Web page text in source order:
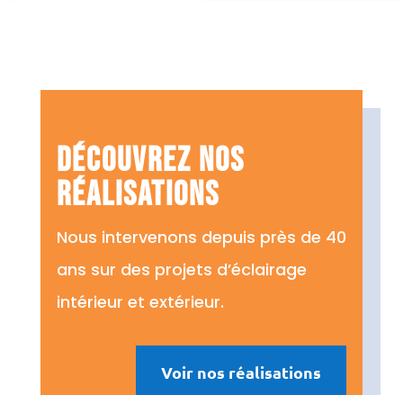
Découvrez nos
réalisations
Nous intervenons depuis près de 40
ans sur des projets d’éclairage
intérieur et extérieur.
Voir nos réalisations